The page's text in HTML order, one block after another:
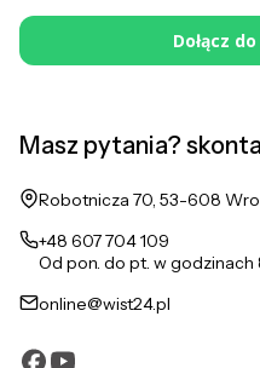
Dołącz
Masz pytania?
Adres:
Robotnicza 70, 53-608
+48 607 704 109
Od pon. do pt. w godzinach
online@wist24.pl